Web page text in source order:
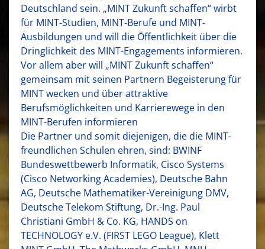
Deutschland sein. „MINT Zukunft schaffen“ wirbt
für MINT-Studien, MINT-Berufe und MINT-
Ausbildungen und will die Öffentlichkeit über die
Dringlichkeit des MINT-Engagements informieren.
Vor allem aber will „MINT Zukunft schaffen“
gemeinsam mit seinen Partnern Begeisterung für
MINT wecken und über attraktive
Berufsmöglichkeiten und Karrierewege in den
MINT-Berufen informieren
Die Partner und somit diejenigen, die die MINT-
freundlichen Schulen ehren, sind: BWINF
Bundeswettbewerb Informatik, Cisco Systems
(Cisco Networking Academies), Deutsche Bahn
AG, Deutsche Mathematiker-Vereinigung DMV,
Deutsche Telekom Stiftung, Dr.-Ing. Paul
Christiani GmbH & Co. KG, HANDS on
TECHNOLOGY e.V. (FIRST LEGO League), Klett